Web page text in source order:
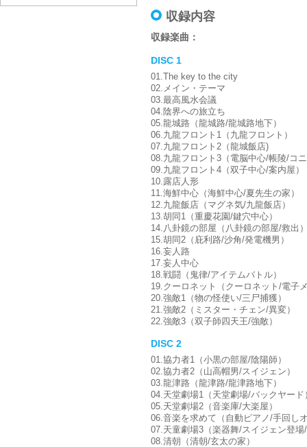
収録内容
収録楽曲：
DISC 1
01.The key to the city
02.メイン・テーマ
03.最高風水会議
04.陰界への旅立ち
05.龍城路（龍城路/龍城路地下）
06.九龍フロント1（九龍フロント）
07.九龍フロント2（龍城飯店)
08.九龍フロント3（電脳中心/帳陵/コ
09.九龍フロント4（双子中心/案内屋）
10.露店人形
11.海鮮中心（海鮮中心/夏先生の家）
12.九龍飯店（マグネ気/九龍飯店）
13.胡同1（重慶花園/鍵穴中心）
14.八卦鏡の部屋（八卦鏡の部屋/救出
15.胡同2（庇利路/沙角/発電機男）
16.妄人路
17.妄人中心
18.戦闘（鬼律/アイテムバトル）
19.クーロネット（クーロネット/電子
20.強敵1（物の怪使い/三尸捕獲）
21.強敵2（ミスター・チェン/異変）
22.強敵3（双子師四天王/強敵）
DISC 2
01.協力者1（小黒の部屋/陰陽師）
02.協力者2（山高帽男/スイジェン）
03.龍津路（龍津路/龍津路地下）
04.天堂劇場1（天堂劇場/バックヤード
05.天堂劇場2（音楽庫/大楽屋）
06.音楽を求めて（自動ピアノ/手回し
07.天童劇場3（楽器舞/スイジェン登
08.清朝（清朝/玄太の家）